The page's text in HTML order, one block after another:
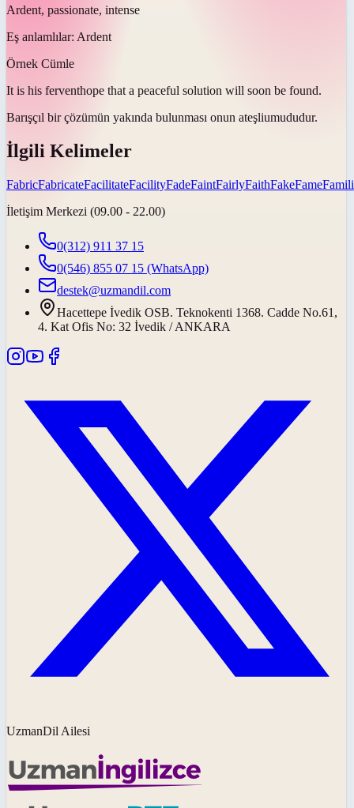
Ardent, passionate, intense
Eş anlamlılar: Ardent
Örnek Cümle
It is his ferventhope that a peaceful solution will soon be found.
Barışçıl bir çözümün yakında bulunması onun ateşliumududur.
İlgili Kelimeler
FabricFabricateFacilitateFacilityFadeFaintFairlyFaithFakeFame
İletişim Merkezi (09.00 - 22.00)
0(312) 911 37 15
0(546) 855 07 15 (WhatsApp)
destek@uzmandil.com
Hacettepe İvedik OSB. Teknokenti 1368. Cadde No.61,
4. Kat Ofis No: 32 İvedik / ANKARA
UzmanDil Ailesi